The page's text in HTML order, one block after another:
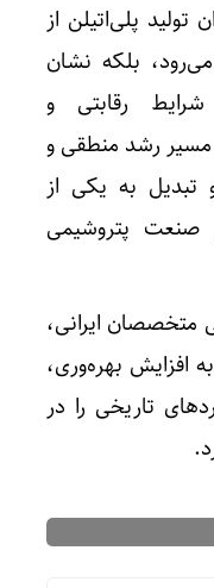
تولید پلی‌اتیلن از
بلکه نشان
رقابتی و
مسیر رشد منطقی و
تبدیل به یکی از
صنعت پتروشیمی
متخصصان ایرانی،
افزایش بهره‌وری،
تاریخی را در